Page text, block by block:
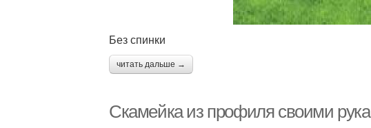
Без спинки
читать дальше →
Скамейка из профиля своими